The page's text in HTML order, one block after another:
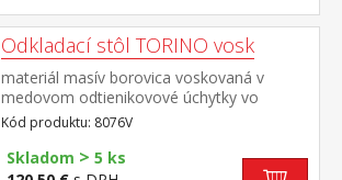
Odkladací stôl TORINO vosk
materiál masív borovica voskovaná v
medovom odtienikovové úchytky vo
farebnom prevedení černená mosadz dve
zásuvky s kovovými pojazdmi
Kód produktu: 8076V
Skladom > 5 ks